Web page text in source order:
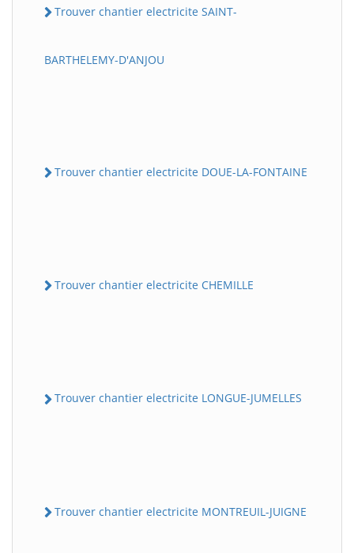
Trouver chantier electricite SAINT-
BARTHELEMY-D'ANJOU
Trouver chantier electricite DOUE-LA-FONTAINE
Trouver chantier electricite CHEMILLE
Trouver chantier electricite LONGUE-JUMELLES
Trouver chantier electricite MONTREUIL-JUIGNE